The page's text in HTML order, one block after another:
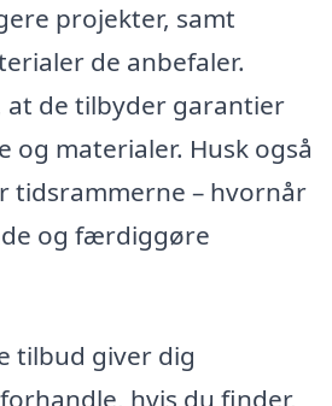
projekter, samt
de anbefaler.
at de tilbyder garantier
og materialer. Husk også
tidsrammerne – hvornår
og færdiggøre
tilbud giver dig
hvis du finder,